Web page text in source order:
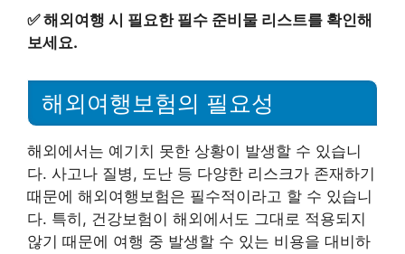
✅해외여행 시 필요한 필수 준비물 리스트를 확인해
보세요.
해외여행보험의 필요성
해외에서는 예기치 못한 상황이 발생할 수 있습니
다. 사고나 질병, 도난 등 다양한 리스크가 존재하기
때문에 해외여행보험은 필수적이라고 할 수 있습니
다. 특히, 건강보험이 해외에서도 그대로 적용되지
않기 때문에 여행 중 발생할 수 있는 비용을 대비하